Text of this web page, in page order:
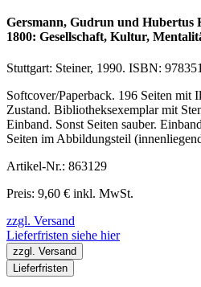
Gersmann, Gudrun und Hubertus
1800: Gesellschaft, Kultur,
Stuttgart: Steiner, 1990. ISBN:
Softcover/Paperback. 196 Seiten mit
Zustand. Bibliotheksexemplar mit
Einband. Sonst Seiten sauber.
Seiten im Abbildungsteil
Artikel-Nr.: 863129
Preis: 9,60 € inkl. MwSt.
zzgl. Versand
Lieferfristen siehe hier
zzgl. Versand
Lieferfristen